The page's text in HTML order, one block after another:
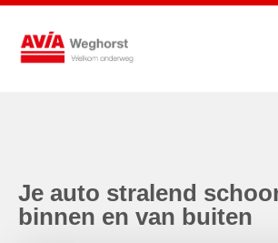
Je auto stralend
binnen en van buiten